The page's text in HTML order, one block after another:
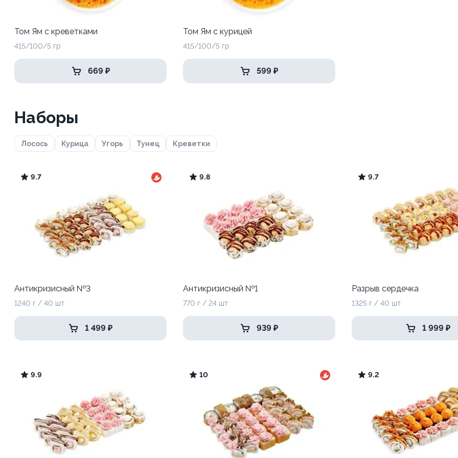
Том Ям с креветками
415/100/5 гр
669 ₽
Том Ям с курицей
415/100/5 гр
599 ₽
Наборы
Лосось Курица Угорь Тунец Креветки
9.7
Антикризисный №3
1240 г / 40 шт
1 499 ₽
9.8
Антикризисный №1
770 г / 24 шт
939 ₽
9.7
Разрыв сердечка
1325 г / 40 шт
1 999 ₽
9.9 10 9.2